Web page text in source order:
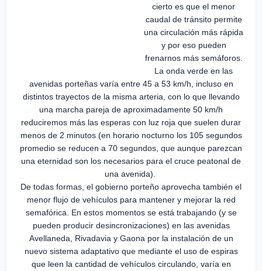
cierto es que el menor
caudal de tránsito permite
una circulación más rápida
y por eso pueden
frenarnos más semáforos.
La onda verde en las
avenidas porteñas varía entre 45 a 53 km/h, incluso en
distintos trayectos de la misma arteria, con lo que llevando
una marcha pareja de aproximadamente 50 km/h
reduciremos más las esperas con luz roja que suelen durar
menos de 2 minutos (en horario nocturno los 105 segundos
promedio se reducen a 70 segundos, que aunque parezcan
una eternidad son los necesarios para el cruce peatonal de
una avenida).
De todas formas, el gobierno porteño aprovecha también el
menor flujo de vehículos para mantener y mejorar la red
semafórica. En estos momentos se está trabajando (y se
pueden producir desincronizaciones) en las avenidas
Avellaneda, Rivadavia y Gaona por la instalación de un
nuevo sistema adaptativo que mediante el uso de espiras
que leen la cantidad de vehículos circulando, varía en